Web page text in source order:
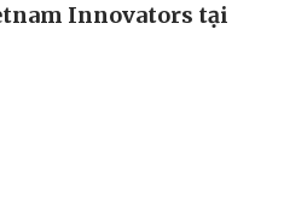
Innovators tại